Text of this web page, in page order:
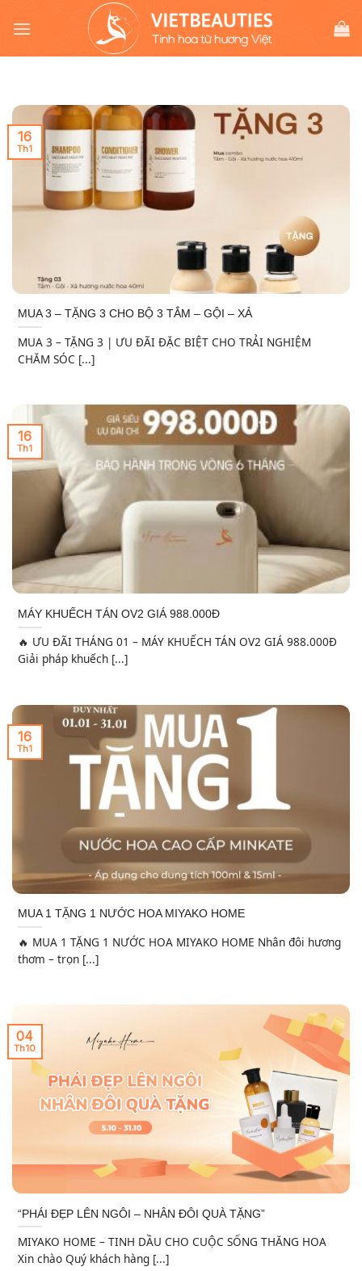
đến
MUA 3 – TẶNG 3 CHO BỘ 3 TẮM – GỘI – XẢ
MUA 3 – TẶNG 3 | ƯU ĐÃI ĐẶC BIỆT CHO TRẢI NGHIỆM
CHĂM SÓC [...]
16
Th1
MÁY KHUẾCH TÁN OV2 GIÁ 988.000Đ
🔥 ƯU ĐÃI THÁNG 01 – MÁY KHUẾCH TÁN OV2 GIÁ 988.000Đ
Giải pháp khuếch [...]
16
Th1
MUA 1 TẶNG 1 NƯỚC HOA MIYAKO HOME
🔥 MUA 1 TẶNG 1 NƯỚC HOA MIYAKO HOME Nhân đôi hương
thơm – trọn [...]
16
Th1
“PHÁI ĐẸP LÊN NGÔI – NHÂN ĐÔI QUÀ TẶNG”
MIYAKO HOME – TINH DẦU CHO CUỘC SỐNG THĂNG HOA
Xin chào Quý khách hàng [...]
04
Th10